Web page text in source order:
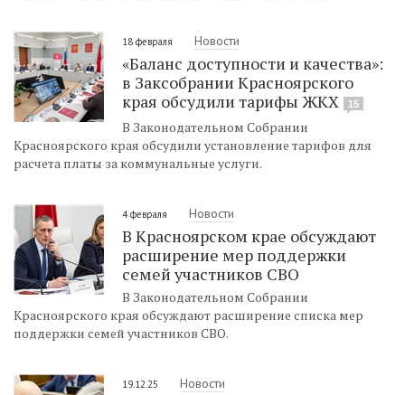
18 февраля Новости
«Баланс доступности и качества»:
в Заксобрании Красноярского
края обсудили тарифы ЖКХ
15
В Законодательном Собрании
Красноярского края обсудили установление тарифов для
расчета платы за коммунальные услуги.
4 февраля Новости
В Красноярском крае обсуждают
расширение мер поддержки
семей участников СВО
В Законодательном Собрании
Красноярского края обсуждают расширение списка мер
поддержки семей участников СВО.
19.12.25 Новости